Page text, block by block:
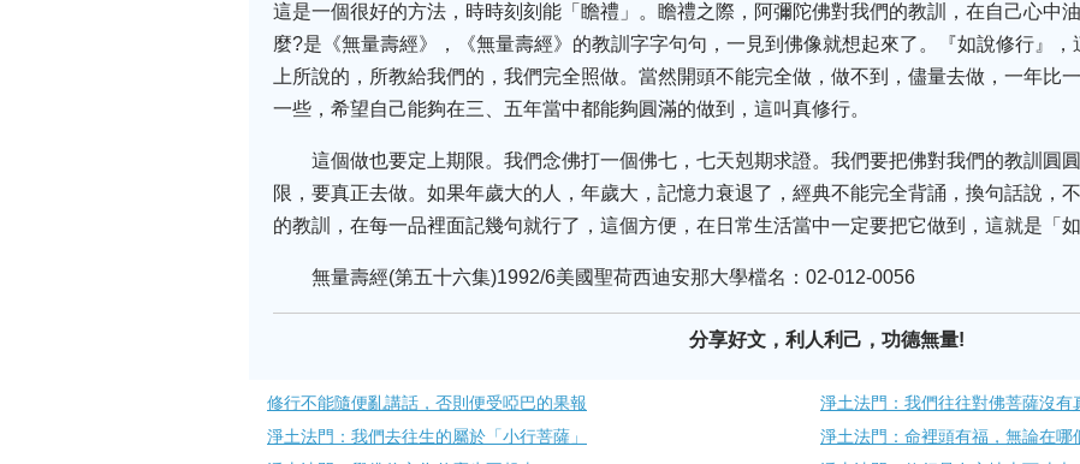
這是一個很好的方法，時時刻刻能「瞻禮」。瞻禮之際，阿彌陀佛對我們的教訓，在自己心中
麼?是《無量壽經》，《無量壽經》的教訓字字句句，一見到佛像就想起來了。『如說修行』，
上所說的，所教給我們的，我們完全照做。當然開頭不能完全做，做不到，儘量去做，一年比
一些，希望自己能夠在三、五年當中都能夠圓滿的做到，這叫真修行。
這個做也要定上期限。我們念佛打一個佛七，七天剋期求證。我們要把佛對我們的教訓圓
限，要真正去做。如果年歲大的人，年歲大，記憶力衰退了，經典不能完全背誦，換句話說，
的教訓，在每一品裡面記幾句就行了，這個方便，在日常生活當中一定要把它做到，這就是「如
無量壽經(第五十六集)1992/6美國聖荷西迪安那大學檔名：02-012-0056
分享好文，利人利己，功德無量!
修行不能隨便亂講話，否則便受啞巴的果報
淨土法門：我們往往對佛菩薩沒
淨土法門：我們去往生的屬於「小行菩薩」
淨土法門：命裡頭有福，無論在哪